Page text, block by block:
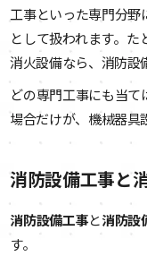
工事といった専門分
として扱われます。
消火設備なら、消防設
どの専門工事にも当
場合だけが、機械器具
消防設備工事と
消防設備工事と消防設
す。